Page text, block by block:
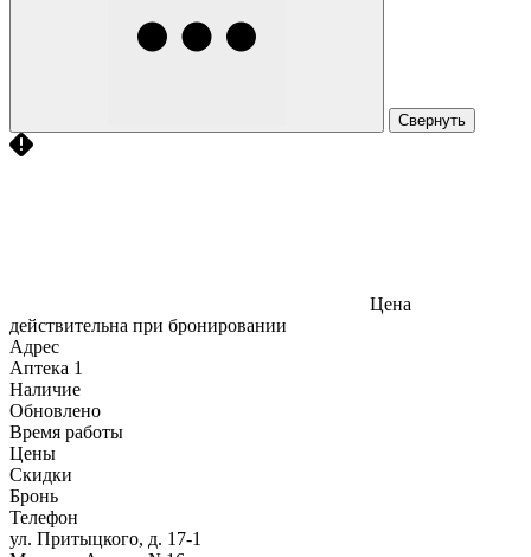
Свернуть
Цена
действительна при бронировании
Адрес
Аптека 1
Наличие
Обновлено
Время работы
Цены
Скидки
Бронь
Телефон
ул. Притыцкого, д. 17-1